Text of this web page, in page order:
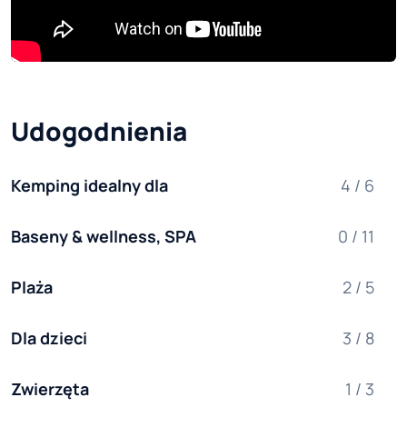
Udogodnienia
Kemping idealny dla 4 / 6
Baseny & wellness, SPA 0 / 11
Plaża 2 / 5
Dla dzieci 3 / 8
Zwierzęta 1 / 3